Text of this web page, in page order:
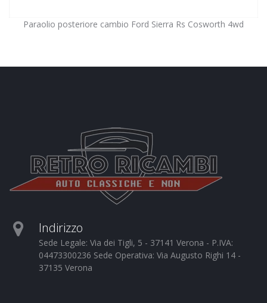
Paraolio posteriore cambio Ford Sierra Rs Cosworth 4wd
Indirizzo
Sede Legale: Via dei Tigli, 5 - 37141 Verona - P.IVA:
04473300236 Sede Operativa: Via Augusto Righi 14 -
37135 Verona